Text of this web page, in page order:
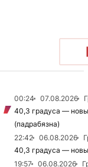
00:24 07.08.2026
40,3 градуса — новы
(падрабязна)
22:42
06.08.2026
40,3 градуса — новы
19:57
06.08.2026